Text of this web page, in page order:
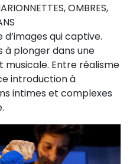
OMBRES,
d’images qui captive.
à plonger dans une
musicale. Entre réalisme
introduction à
intimes et complexes